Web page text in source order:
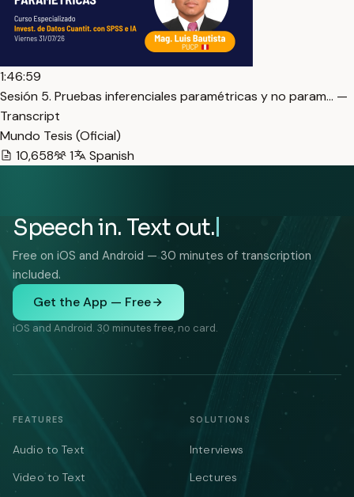
1:46:59
Sesión 5. Pruebas inferenciales paramétricas y no param… —
Transcript
Mundo Tesis (Oficial)
10,658
1 Spanish
Speech in. Text out.
Free on iOS and Android — 30 minutes of transcription
included.
Get the App — Free
iOS and Android. 30 minutes free, no card.
FEATURES
Audio to Text
Video to Text
SOLUTIONS
Interviews
Lectures